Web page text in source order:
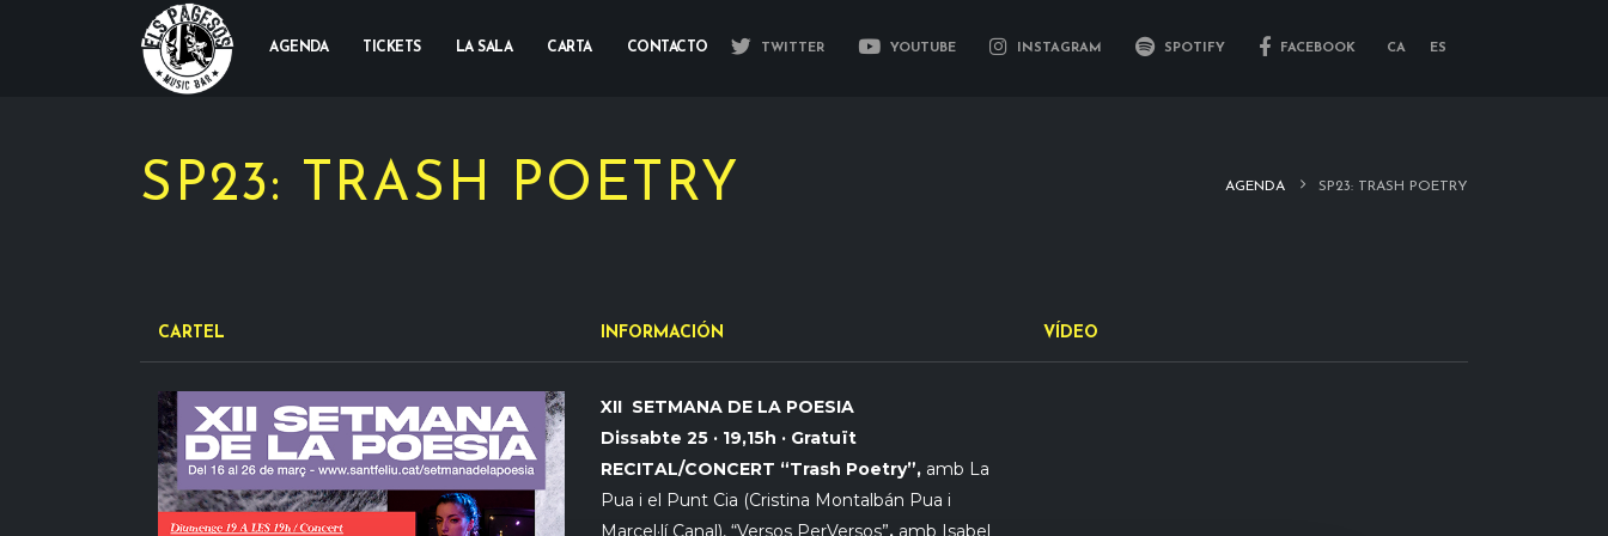
AGENDA TICKETS LA SALA CARTA CONTACTO TWITTER YOUTUBE INSTAGRAM SPOTIFY FACEBOOK CA ES
SP23: TRASH POETRY AGENDA SP23: TRASH POETRY
CARTEL INFORMACIÓN VÍDEO
XII SETMANA DE LA POESIA
Dissabte 25 · 19,15h · Gratuït
RECITAL/CONCERT “Trash Poetry”, amb La
Pua i el Punt Cia (Cristina Montalbán Pua i
Marcel·lí Canal), “Versos PerVersos”, amb Isabel